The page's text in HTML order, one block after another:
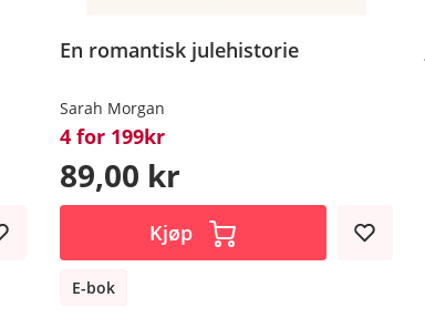
En romantisk julehistorie
Sarah Morgan
4 for 199kr
89,00 kr
Kjøp
E-bok